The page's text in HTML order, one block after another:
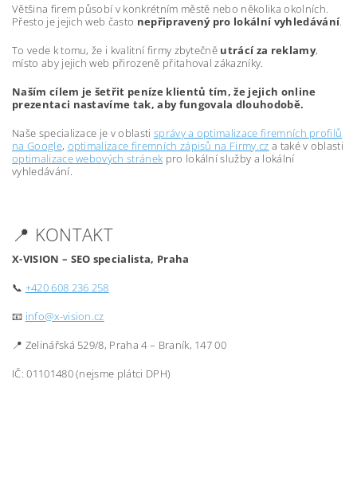
Většina firem působí v konkrétním městě nebo několika okolních.
Přesto je jejich web často nepřipravený pro lokální vyhledávání.
To vede k tomu, že i kvalitní firmy zbytečně utrácí za reklamy,
místo aby jejich web přirozeně přitahoval zákazníky.
Naším cílem je šetřit peníze klientů tím, že jejich online
prezentaci nastavíme tak, aby fungovala dlouhodobě.
Naše specializace je v oblasti správy a optimalizace firemních profilů
na Google, optimalizace firemních zápisů na Firmy.cz a také v oblasti
optimalizace webových stránek pro lokální služby a lokální
vyhledávání.
📍 KONTAKT
X-VISION – SEO specialista, Praha
📞 +420 608 236 258
📧 info@x-vision.cz
📍 Zelinářská 529/8, Praha 4 – Braník, 147 00
IČ: 01101480 (nejsme plátci DPH)